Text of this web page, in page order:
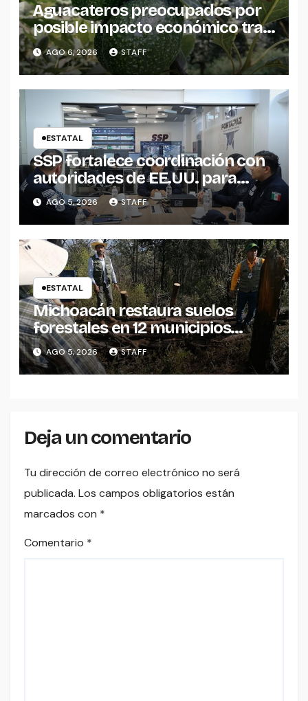
Aguacateros preocupados por
posible impacto económico tras
alerta de Estados Unidos
AGO 6, 2026 STAFF
ESTATAL
SSP fortalece coordinación con
autoridades de EE.UU. para
reforzar seguridad en la región
aguacatera
AGO 5, 2026 STAFF
ESTATAL
Michoacán restaura suelos
forestales en 12 municipios
afectados por incendios
AGO 5, 2026 STAFF
Deja un comentario
Tu dirección de correo electrónico no será
publicada. Los campos obligatorios están
marcados con *
Comentario *